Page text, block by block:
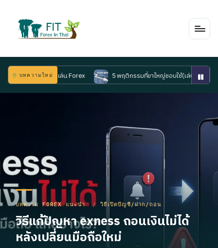
บทความใหม่
ล่น Forex 5 พฤติกรรมที่ขาใหญ่ชอบใช้(เล่น)กัน 5 อันดับ โบรกเ
Posted
in
บทความ FOREX แนะนำ วิธีเปิดบีญชี/ฝาก/ถอน
วิธีแก้ปัญหา exness ถอนเงินไม่ได้
หลังเปลี่ยนมือถือใหม่